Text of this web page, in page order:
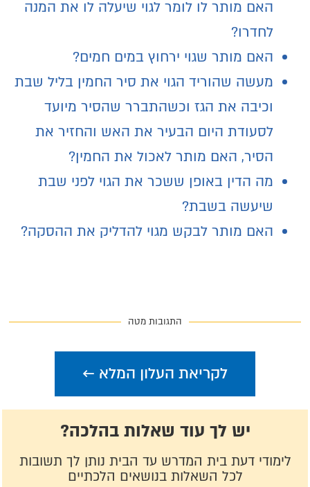
האם מותר לו לומר לגוי שיעלה לו את המנה
לחדרו?
האם מותר שגוי ירחוץ במים חמים?
מעשה שהוריד הגוי את סיר החמין בליל שבת
וכיבה את הגז וכשהתברר שהסיר מיועד
לסעודת היום הבעיר את האש והחזיר את
הסיר, האם מותר לאכול את החמין?
מה הדין באופן ששכר את הגוי לפני שבת
שיעשה בשבת?
האם מותר לבקש מגוי להדליק את ההסקה?
התגובות מטה
לקריאת העלון המלא ←
יש לך עוד שאלות בהלכה?
לימודי דעת בית המדרש עד הבית נותן לך תשובות
לכל השאלות בנושאים הלכתיים